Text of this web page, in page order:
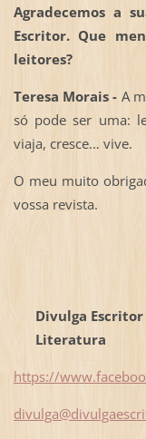
Agradecemos a
Escritor. Que
leitores?
Teresa Morais - A
só pode ser uma:
viaja, cresce… vive.
O meu muito
vossa revista.
Divulga
Literatura
https://